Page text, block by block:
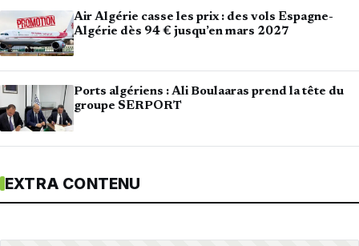
Air Algérie casse les prix : des vols Espagne-
Algérie dès 94 € jusqu’en mars 2027
Ports algériens : Ali Boulaaras prend la tête du
groupe SERPORT
EXTRA CONTENU